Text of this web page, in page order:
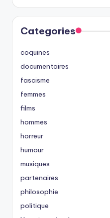
Categories
coquines
documentaires
fascisme
femmes
films
hommes
horreur
humour
musiques
partenaires
philosophie
politique